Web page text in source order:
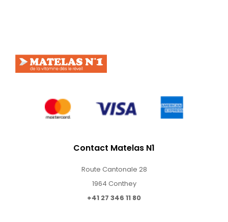
Contact Matelas N1
Route Cantonale 28
1964 Conthey
+41 27 346 11 80